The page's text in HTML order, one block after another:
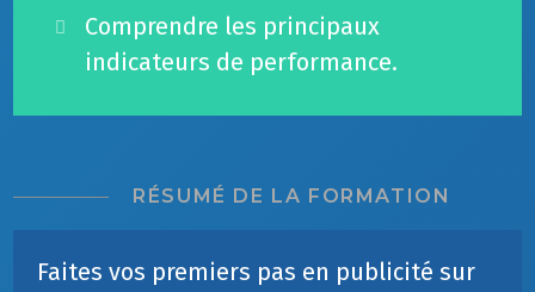
Comprendre les principaux
indicateurs de performance.
RÉSUMÉ DE LA FORMATION
Faites vos premiers pas en publicité sur